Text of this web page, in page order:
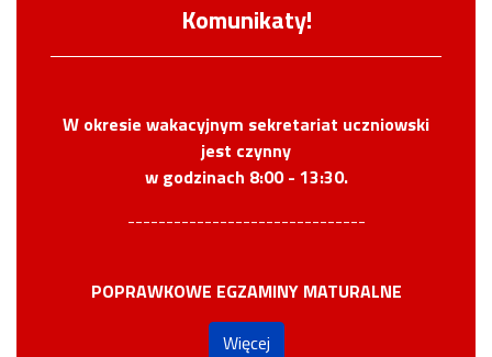
Komunikaty!
W okresie wakacyjnym sekretariat uczniowski
jest czynny
w godzinach 8:00 - 13:30.
-------------------------------
POPRAWKOWE EGZAMINY MATURALNE
Więcej